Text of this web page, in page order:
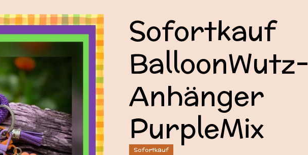
Sofortkauf
BalloonWutz-
Anhänger
PurpleMix
Sofortkauf